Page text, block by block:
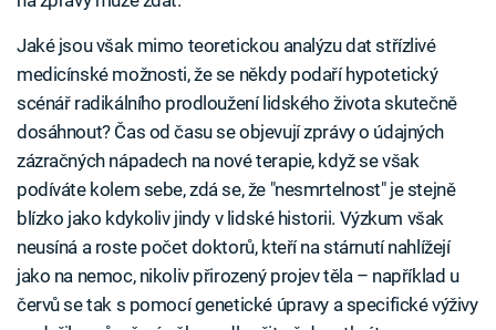
Jaké jsou však mimo teoretickou analýzu dat střízlivé
medicínské možnosti, že se někdy podaří hypotetický
scénář radikálního prodloužení lidského života skutečně
dosáhnout? Čas od času se objevují zprávy o údajných
zázračných nápadech na nové terapie, když se však
podíváte kolem sebe, zdá se, že "nesmrtelnost" je stejně
blízko jako kdykoliv jindy v lidské historii. Výzkum však
neusíná a roste počet doktorů, kteří na stárnutí nahlížejí
jako na nemoc, nikoliv přirozený projev těla – například u
červů se tak s pomocí genetické úpravy a specifické výživy